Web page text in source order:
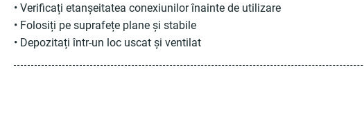
• Verificați etanșeitatea conexiunilor înainte de utilizare
• Folosiți pe suprafețe plane și stabile
• Depozitați într-un loc uscat și ventilat